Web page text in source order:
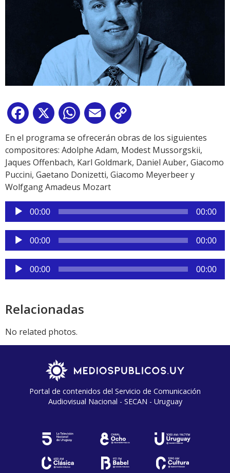
Facebook
X WhatsApp
Email
Link
En el programa se ofrecerán obras de los siguientes
compositores: Adolphe Adam, Modest Mussorgskii,
Jaques Offenbach, Karl Goldmark, Daniel Auber, Giacomo
Puccini, Gaetano Donizetti, Giacomo Meyerbeer y
Wolfgang Amadeus Mozart
Reproductor
de
audio
00:00 00:00
Reproductor
de
audio
00:00 00:00
Reproductor
de
00:00 00:00
Relacionadas
No related photos.
Portal de contenidos del Servicio de Comunicación
Audiovisual Nacional - SECAN - Uruguay